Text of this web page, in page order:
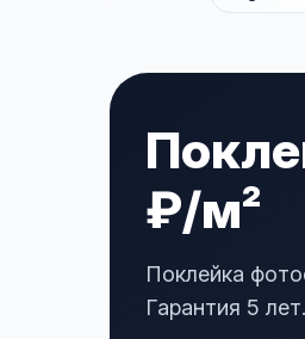
₽/м²
Поклейка
Гарантия 5